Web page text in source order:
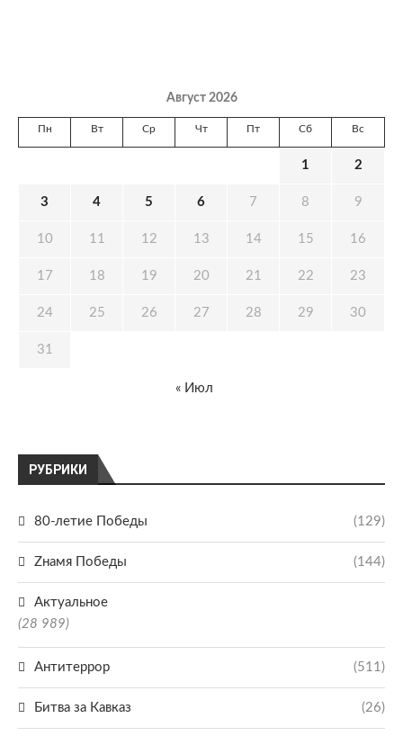
РУБРИКИ
80-летие Победы (129)
Zнамя Победы (144)
Актуальное
(28 989)
Антитеррор (511)
Битва за Кавказ (26)
Август 2026
Пн Вт Ср Чт Пт Сб Вс
1 2
3 4 5 6 7 8 9
10 11 12 13 14 15 16
17 18 19 20 21 22 23
24 25 26 27 28 29 30
31
« Июл